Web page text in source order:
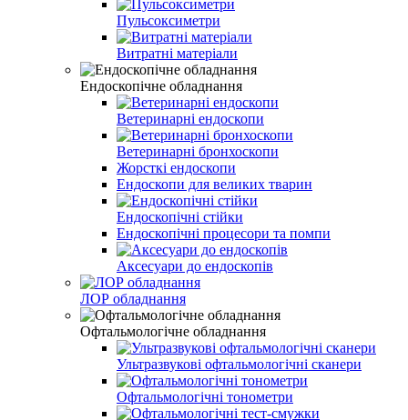
Пульсоксиметри
Витратні матеріали
Ендоскопічне обладнання
Ветеринарні ендоскопи
Ветеринарні бронхоскопи
Жорсткі ендоскопи
Ендоскопи для великих тварин
Ендоскопічні стійки
Ендоскопічні процесори та помпи
Аксесуари до ендоскопів
ЛОР обладнання
Офтальмологічне обладнання
Ультразвукові офтальмологічні сканери
Офтальмологічні тонометри